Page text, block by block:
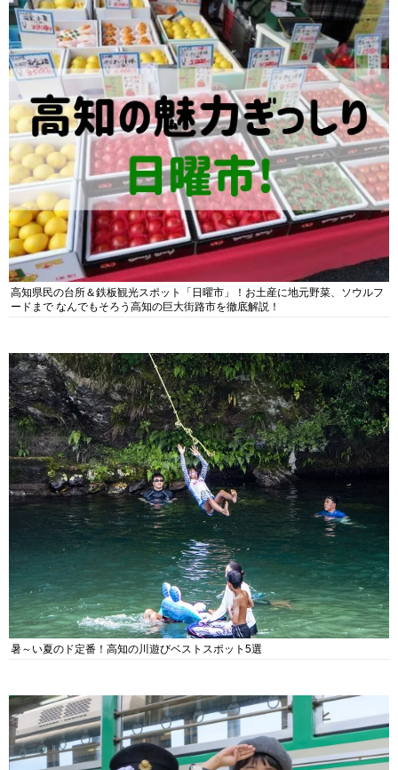
高知県民の台所＆鉄板観光スポット「日曜市」！お土産に地元野菜、ソウルフ
ードまで なんでもそろう高知の巨大街路市を徹底解説！
暑～い夏のド定番！高知の川遊びベストスポット5選